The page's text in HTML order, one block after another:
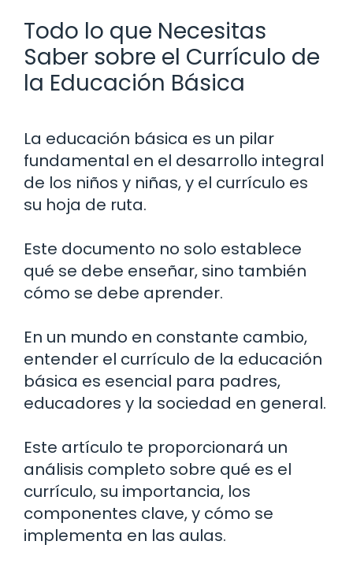
Todo lo que Necesitas
Saber sobre el Currículo de
la Educación Básica
La educación básica es un pilar
fundamental en el desarrollo integral
de los niños y niñas, y el currículo es
su hoja de ruta.
Este documento no solo establece
qué se debe enseñar, sino también
cómo se debe aprender.
En un mundo en constante cambio,
entender el currículo de la educación
básica es esencial para padres,
educadores y la sociedad en general.
Este artículo te proporcionará un
análisis completo sobre qué es el
currículo, su importancia, los
componentes clave, y cómo se
implementa en las aulas.